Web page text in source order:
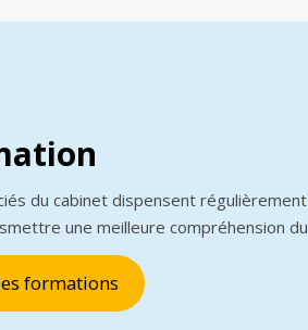
du cabinet dispensent
une meilleure compréhension
formations